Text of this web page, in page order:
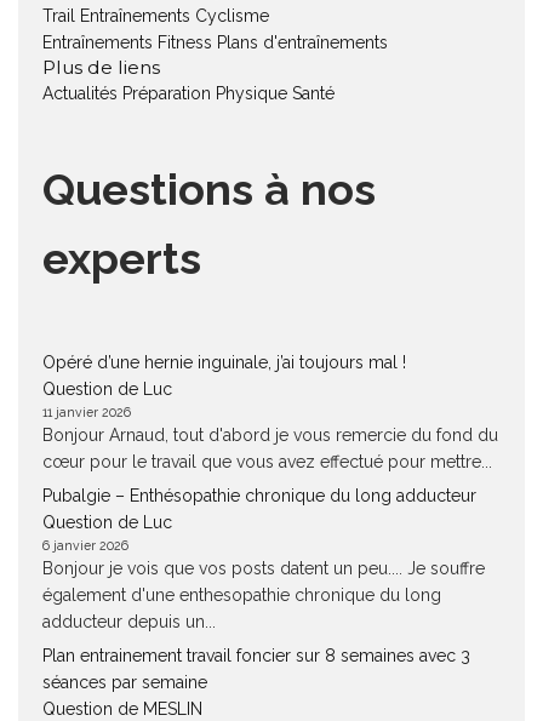
Trail
Entraînements Cyclisme
Entraînements Fitness Plans d'entraînements
Plus de liens
Actualités Préparation Physique Santé
Questions à nos
experts
Opéré d’une hernie inguinale, j’ai toujours mal !
Question de Luc
11 janvier 2026
Bonjour Arnaud, tout d'abord je vous remercie du fond du
cœur pour le travail que vous avez effectué pour mettre...
Pubalgie – Enthésopathie chronique du long adducteur
Question de Luc
6 janvier 2026
Bonjour je vois que vos posts datent un peu.... Je souffre
également d'une enthesopathie chronique du long
adducteur depuis un...
Plan entrainement travail foncier sur 8 semaines avec 3
séances par semaine
Question de MESLIN